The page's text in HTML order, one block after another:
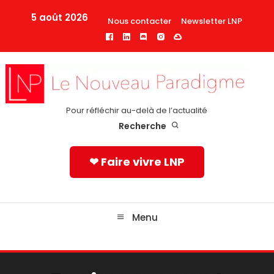
5 août 2026 Nous contacter Newsletter LNP
Pour réfléchir au-delà de l’actualité
Recherche
❤ Faire vivre LNP
Menu